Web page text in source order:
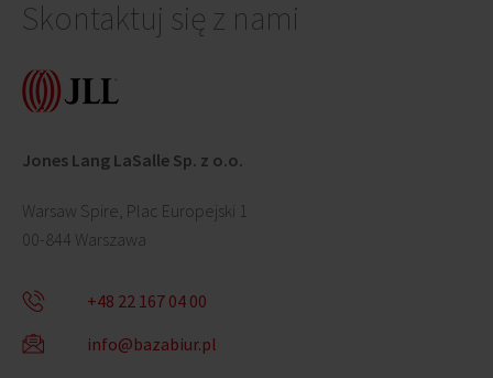
Skontaktuj się z nami
Jones Lang LaSalle Sp. z o.o.
Warsaw Spire, Plac Europejski 1
00-844 Warszawa
+48 22 167 04 00
info@bazabiur.pl